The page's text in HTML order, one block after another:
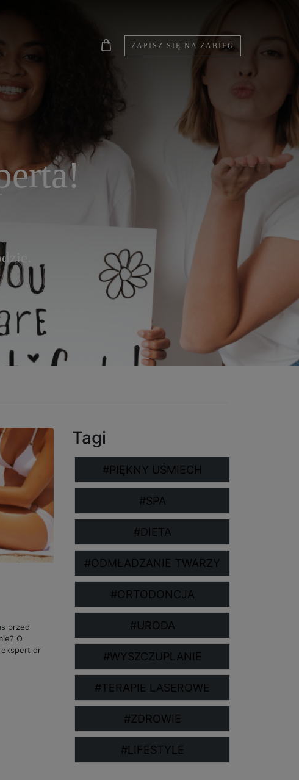
ZAPISZ SIĘ NA ZABIEG
przed
O
dr
Tagi
#PIĘKNY UŚMIECH
#SPA
#DIETA
#ODMŁADZANIE TWARZY
#ORTODONCJA
#URODA
#WYSZCZUPLANIE
#TERAPIE LASEROWE
#ZDROWIE
#LIFESTYLE